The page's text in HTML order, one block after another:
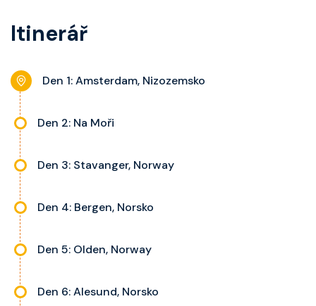
kajuty.
nastavitelnou klimatizaci,
noční stolky, trezor a balkon s
výhledem, velikost kajuty a balkonu
Itinerář
Den 1: Amsterdam, Nizozemsko
Den 2: Na Moři
Den 3: Stavanger, Norway
Den 4: Bergen, Norsko
Den 5: Olden, Norway
Den 6: Alesund, Norsko